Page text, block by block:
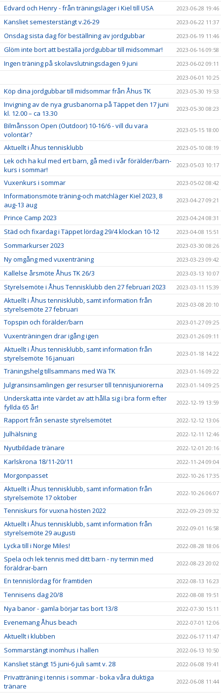
Edvard och Henry - från träningsläger i Kiel till USA 2023-06-28 19:46
Kansliet semesterstängt v.26-29 2023-06-22 11:37
Onsdag sista dag för beställning av jordgubbar 2023-06-19 11:46
Glöm inte bort att beställa jordgubbar till midsommar! 2023-06-16 09:58
Ingen träning på skolavslutningsdagen 9 juni
2023-06-02 09:11
2023-06-01 10:25
Köp dina jordgubbar till midsommar från Åhus TK 2023-05-30 19:53
Invigning av de nya grusbanorna på Täppet den 17 juni
kl. 12.00 – ca 13.30
2023-05-30 08:23
Bilmånsson Open (Outdoor) 10-16/6 - vill du vara
volontär?
2023-05-15 18:00
Aktuellt i Åhus tennisklubb 2023-05-10 08:19
Lek och ha kul med ert barn, gå med i vår förälder/barn-
kurs i sommar!
2023-05-03 10:17
Vuxenkurs i sommar 2023-05-02 08:42
Informationsmöte träning-och matchläger Kiel 2023, 8
aug-13 aug
2023-04-27 09:21
Prince Camp 2023 2023-04-24 08:31
Städ och fixardag i Täppet lördag 29/4 klockan 10-12 2023-04-08 15:51
Sommarkurser 2023 2023-03-30 08:26
Ny omgång med vuxenträning 2023-03-23 09:42
Kallelse årsmöte Åhus TK 26/3 2023-03-13 10:07
Styrelsemöte i Åhus Tennisklubb den 27 februari 2023 2023-03-11 15:39
Aktuellt i Åhus tennisklubb, samt information från
styrelsemöte 27 februari
2023-03-08 20:10
Topspin och förälder/barn 2023-01-27 09:25
Vuxenträningen drar igång igen 2023-01-26 09:11
Aktuellt i Åhus tennisklubb, samt information från
styrelsemöte 16 januari
2023-01-18 14:22
Träningshelg tillsammans med Wä TK 2023-01-16 09:22
Julgransinsamlingen ger resurser till tennisjuniorerna 2023-01-14 09:25
Underskatta inte värdet av att hålla sig i bra form efter
fyllda 65 år!
2022-12-19 13:59
Rapport från senaste styrelsemötet 2022-12-12 13:06
Julhälsning 2022-12-11 12:46
Nyutbildade tränare 2022-12-01 20:16
Karlskrona 18/11-20/11 2022-11-24 09:04
Morgonpasset 2022-10-26 17:35
Aktuellt i Åhus tennisklubb, samt information från
styrelsemöte 17 oktober
2022-10-26 06:07
Tenniskurs för vuxna hösten 2022 2022-09-23 09:32
Aktuellt i Åhus tennisklubb, samt information från
styrelsemöte 29 augusti
2022-09-01 16:58
Lycka till i Norge Miles! 2022-08-28 18:06
Spela och lek tennis med ditt barn - ny termin med
föräldrar-barn
2022-08-23 20:02
En tennislördag för framtiden 2022-08-13 16:23
Tennisens dag 20/8 2022-08-08 19:51
Nya banor - gamla börjar tas bort 13/8 2022-07-30 15:11
Evenemang Åhus beach 2022-07-01 12:06
Aktuellt i klubben 2022-06-17 11:47
Sommarstängt inomhus i hallen 2022-06-13 10:50
Kansliet stängt 15 juni-6 juli samt v. 28 2022-06-08 19:41
Privatträning i tennis i sommar - boka våra duktiga
tränare
2022-06-08 11:44